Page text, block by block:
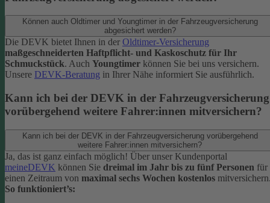
Können auch Oldtimer und Youngtimer in der Fahrzeugversicherung
abgesichert werden?
Die DEVK bietet Ihnen in der Oldtimer-Versicherung
maßgeschneiderten Haftpflicht- und Kaskoschutz für Ihr
Schmuckstück. Auch Youngtimer können Sie bei uns versichern.
Unsere DEVK-Beratung in Ihrer Nähe informiert Sie ausführlich.
Kann ich bei der DEVK in der Fahrzeugversicherung
vorübergehend weitere Fahrer:innen mitversichern?
Kann ich bei der DEVK in der Fahrzeugversicherung vorübergehend
weitere Fahrer:innen mitversichern?
Ja, das ist ganz einfach möglich! Über unser Kundenportal
meineDEVK können Sie dreimal im Jahr bis zu fünf Personen für
einen Zeitraum von maximal sechs Wochen kostenlos
So funktioniert’s: